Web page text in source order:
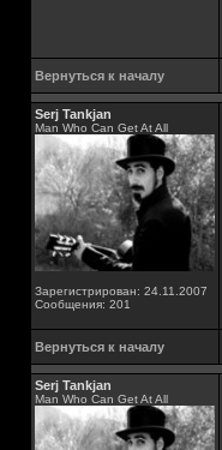
Вернуться к началу
Serj Tankjan
Man Who Can Get At All
Зарегистрирован: 24.11.2007
Сообщения: 201
Вернуться к началу
Serj Tankjan
Man Who Can Get At All